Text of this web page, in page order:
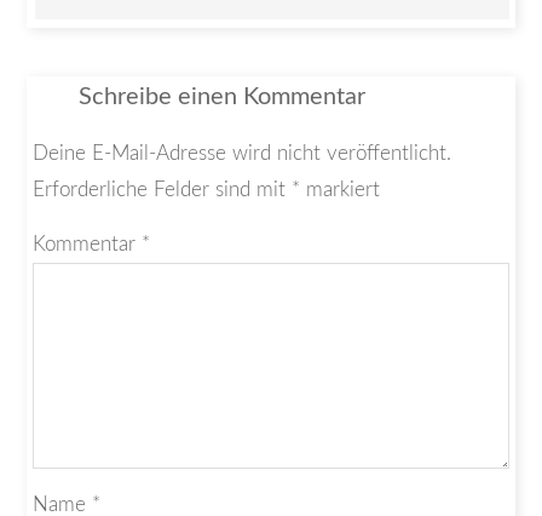
Schreibe einen Kommentar
Deine E-Mail-Adresse wird nicht veröffentlicht.
Erforderliche Felder sind mit * markiert
Kommentar *
Name *